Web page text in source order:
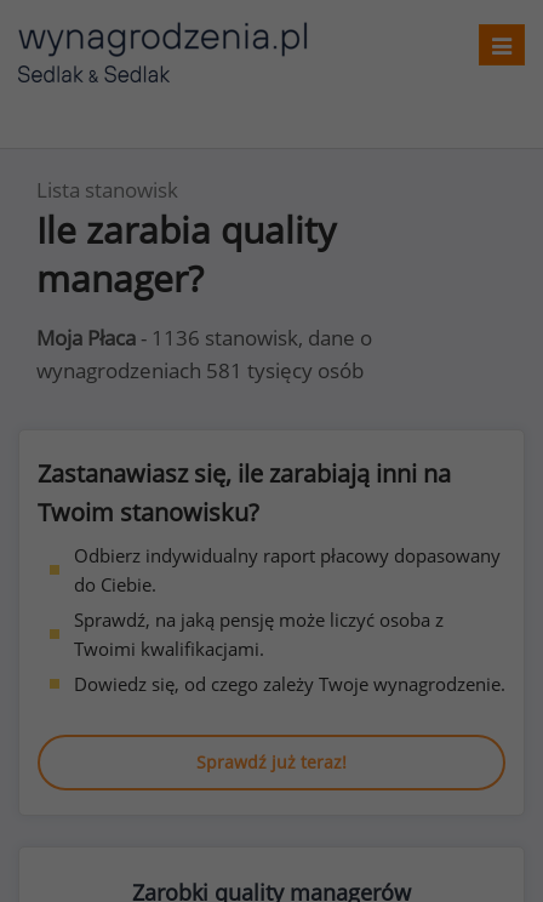
Lista stanowisk
Ile zarabia quality
manager?
Moja Płaca - 1136 stanowisk, dane o
wynagrodzeniach 581 tysięcy osób
Zastanawiasz się, ile zarabiają inni na
Twoim stanowisku?
Odbierz indywidualny raport płacowy dopasowany
do Ciebie.
Sprawdź, na jaką pensję może liczyć osoba z
Twoimi kwalifikacjami.
Dowiedz się, od czego zależy Twoje wynagrodzenie.
Sprawdź już teraz!
Zarobki quality managerów